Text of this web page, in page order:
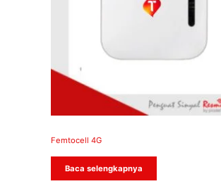
Femtocell 4G
Baca selengkapnya